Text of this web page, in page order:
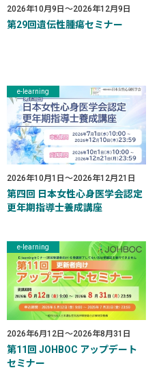
2026年10月9日 ～2026年12月9日
第29回遺伝性腫瘍セミナー
e-learning
2026年10月1日 ～2026年12月21日
第四回 日本女性心身医学会認定
更年期指導士養成講座
e-learning
2026年6月12日～2026年8月31日
第11回 JOHBOC アップデート
セミナー